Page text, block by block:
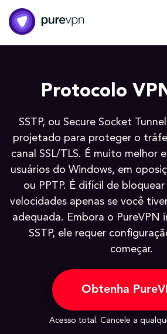
Protocolo
SSTP, ou Secure Socket
projetado para proteger o
canal SSL/TLS. É muito melhor
usuários do Windows, em
ou PPTP. É difícil de
velocidades apenas se você
adequada. Embora o PureVPN
SSTP, ele requer
começar.
Obtenha
Acesso total. Cancele a